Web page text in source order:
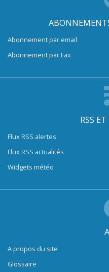
Abonnement par email
Abonnement par Fax
RSS
Flux RSS alertes
Flux RSS actualités
Widgets météo
A propos du site
Glossaire